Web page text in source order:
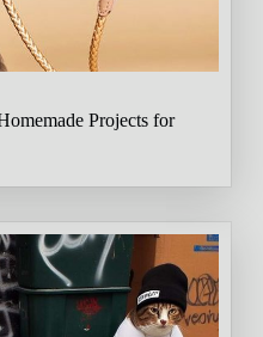
Projects for